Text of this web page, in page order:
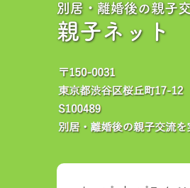
別居・離婚後の親子
親子ネット